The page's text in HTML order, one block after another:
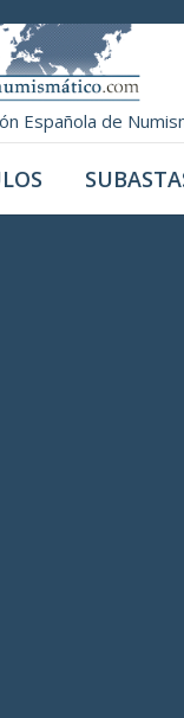
Española de